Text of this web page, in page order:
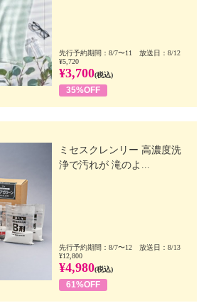
先行予約期間：8/7〜11 放送日：8/12
¥5,720
¥3,700(税込)
35%OFF
ミセスクレンリー 高濃度洗
浄で汚れが 滝のよ...
先行予約期間：8/7〜12 放送日：8/13
¥12,800
¥4,980(税込)
61%OFF